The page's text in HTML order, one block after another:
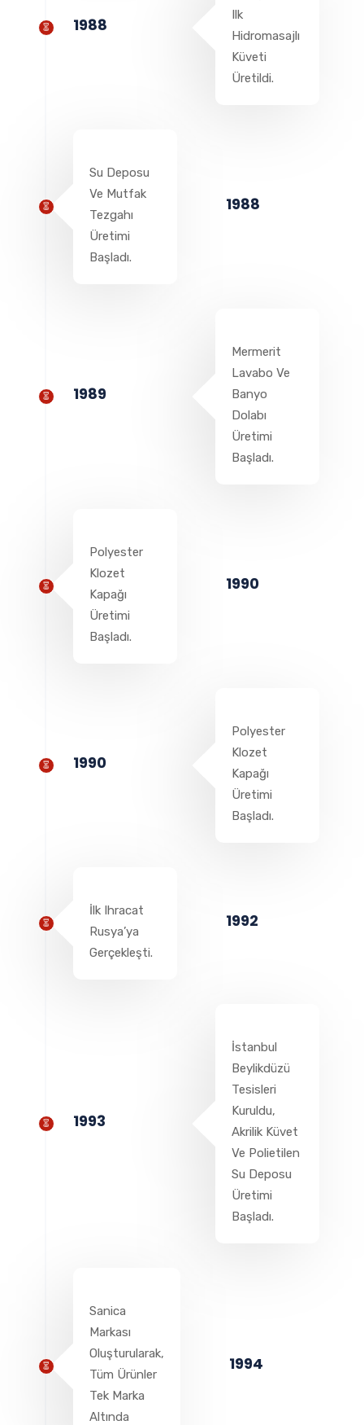
Ilk
Hidromasajlı
Küveti
Üretildi.
1988
Su Deposu
Ve Mutfak
Tezgahı
Üretimi
Başladı.
1988
Mermerit
Lavabo Ve
Banyo
Dolabı
Üretimi
Başladı.
1989
Polyester
Klozet
Kapağı
Üretimi
Başladı.
1990
Polyester
Klozet
Kapağı
Üretimi
Başladı.
1990
İlk Ihracat
Rusya’ya
Gerçekleşti.
1992
İstanbul
Beylikdüzü
Tesisleri
Kuruldu,
Akrilik Küvet
Ve Polietilen
Su Deposu
Üretimi
Başladı.
1993
Sanica
Markası
Oluşturularak,
Tüm Ürünler
Tek Marka
Altında
1994